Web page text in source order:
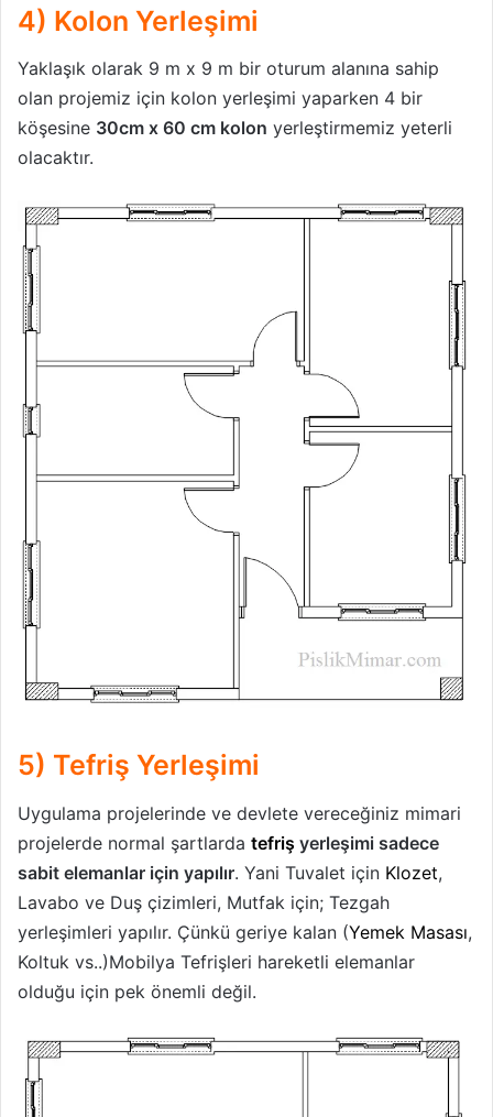
4) Kolon Yerleşimi
Yaklaşık olarak 9 m x 9 m bir oturum alanına sahip
olan projemiz için kolon yerleşimi yaparken 4 bir
köşesine 30cm x 60 cm kolon yerleştirmemiz yeterli
olacaktır.
5) Tefriş Yerleşimi
Uygulama projelerinde ve devlete vereceğiniz mimari
projelerde normal şartlarda tefriş yerleşimi sadece
sabit elemanlar için yapılır. Yani Tuvalet için Klozet,
Lavabo ve Duş çizimleri, Mutfak için; Tezgah
yerleşimleri yapılır. Çünkü geriye kalan (Yemek Masası,
Koltuk vs..)Mobilya Tefrişleri hareketli elemanlar
olduğu için pek önemli değil.